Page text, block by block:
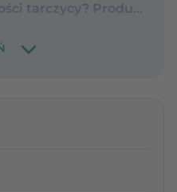
Co jeść przy nadczynności tarczycy? Produkty zalecane